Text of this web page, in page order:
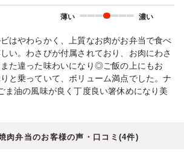
薄い 濃い
はやわらかく、上質なお肉がお弁当で食べ
い。わさびが付属されており、お肉にわさ
た違った味わいになり◎ご飯の上にもお
と乗っていて、ボリューム満点でした。ナ
ま油の風味が良く丁度良い箸休めになり美
肉弁当のお客様の声・口コミ(4件)